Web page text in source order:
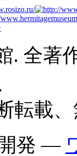
. 全著
転載
発 —